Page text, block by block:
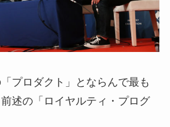
プロダクト」とならんで最も
述の「ロイヤルティ・プログ